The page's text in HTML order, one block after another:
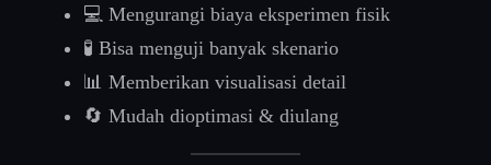
💻 Mengurangi biaya eksperimen fisik
🧪 Bisa menguji banyak skenario
📊 Memberikan visualisasi detail
🔄 Mudah dioptimasi & diulang